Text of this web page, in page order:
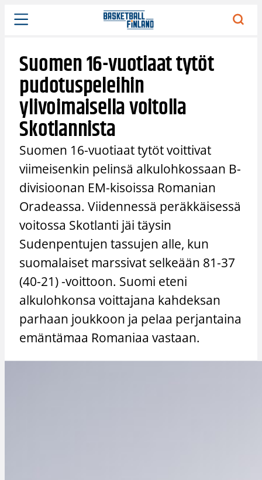
Siirry
sisältöön
Suomen 16-vuotiaat tytöt
pudotuspeleihin
ylivoimaisella voitolla
Skotlannista
Suomen 16-vuotiaat tytöt voittivat
viimeisenkin pelinsä alkulohkossaan B-
divisioonan EM-kisoissa Romanian
Oradeassa. Viidennessä peräkkäisessä
voitossa Skotlanti jäi täysin
Sudenpentujen tassujen alle, kun
suomalaiset marssivat selkeään 81-37
(40-21) -voittoon. Suomi eteni
alkulohkonsa voittajana kahdeksan
parhaan joukkoon ja pelaa perjantaina
emäntämaa Romaniaa vastaan.